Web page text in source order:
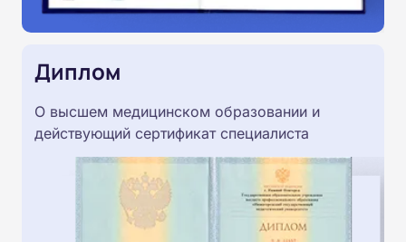
Диплом
О высшем медицинском образовании и
действующий сертификат специалиста